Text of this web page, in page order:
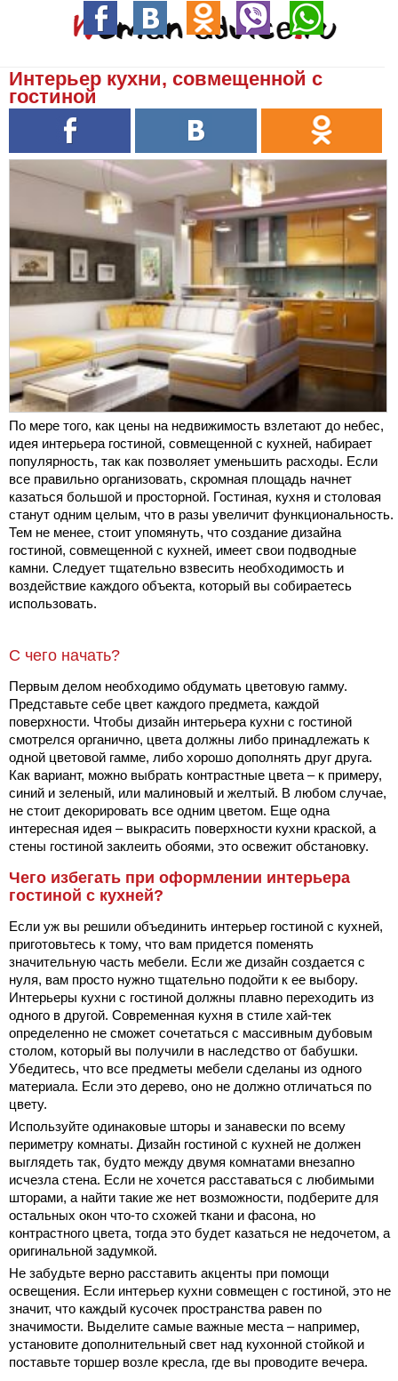
Интерьер кухни, совмещенной с
гостиной
По мере того, как цены на недвижимость взлетают до небес,
идея интерьера гостиной, совмещенной с кухней, набирает
популярность, так как позволяет уменьшить расходы. Если
все правильно организовать, скромная площадь начнет
казаться большой и просторной. Гостиная, кухня и столовая
станут одним целым, что в разы увеличит функциональность.
Тем не менее, стоит упомянуть, что создание дизайна
гостиной, совмещенной с кухней, имеет свои подводные
камни. Следует тщательно взвесить необходимость и
воздействие каждого объекта, который вы собираетесь
использовать.
С чего начать?
Первым делом необходимо обдумать цветовую гамму.
Представьте себе цвет каждого предмета, каждой
поверхности. Чтобы дизайн интерьера кухни с гостиной
смотрелся органично, цвета должны либо принадлежать к
одной цветовой гамме, либо хорошо дополнять друг друга.
Как вариант, можно выбрать контрастные цвета – к примеру,
синий и зеленый, или малиновый и желтый. В любом случае,
не стоит декорировать все одним цветом. Еще одна
интересная идея – выкрасить поверхности кухни краской, а
стены гостиной заклеить обоями, это освежит обстановку.
Чего избегать при оформлении интерьера
гостиной с кухней?
Если уж вы решили объединить интерьер гостиной с кухней,
приготовьтесь к тому, что вам придется поменять
значительную часть мебели. Если же дизайн создается с
нуля, вам просто нужно тщательно подойти к ее выбору.
Интерьеры кухни с гостиной должны плавно переходить из
одного в другой. Современная кухня в стиле хай-тек
определенно не сможет сочетаться с массивным дубовым
столом, который вы получили в наследство от бабушки.
Убедитесь, что все предметы мебели сделаны из одного
материала. Если это дерево, оно не должно отличаться по
цвету.
Используйте одинаковые шторы и занавески по всему
периметру комнаты. Дизайн гостиной с кухней не должен
выглядеть так, будто между двумя комнатами внезапно
исчезла стена. Если не хочется расставаться с любимыми
шторами, а найти такие же нет возможности, подберите для
остальных окон что-то схожей ткани и фасона, но
контрастного цвета, тогда это будет казаться не недочетом, а
оригинальной задумкой.
Не забудьте верно расставить акценты при помощи
освещения. Если интерьер кухни совмещен с гостиной, это не
значит, что каждый кусочек пространства равен по
значимости. Выделите самые важные места – например,
установите дополнительный свет над кухонной стойкой и
поставьте торшер возле кресла, где вы проводите вечера.